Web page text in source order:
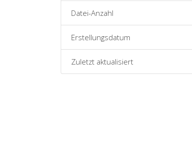
Datei-Anzahl
Erstellungsdatum
Zuletzt aktualisiert